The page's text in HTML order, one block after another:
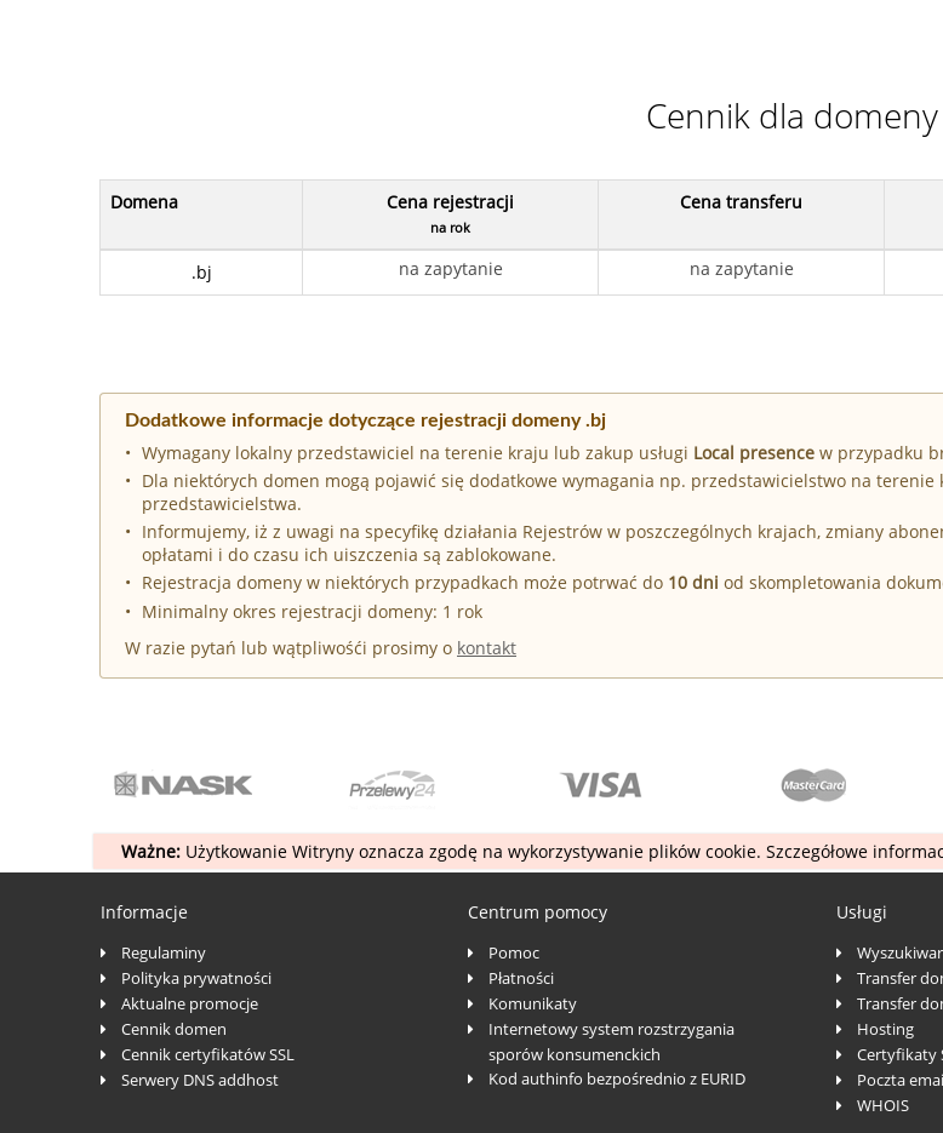
Cennik dla
Domena Cena rejestracji
na rok
Cena transferu
.bj na zapytanie na zapytanie
Dodatkowe informacje dotyczące rejestracji domeny .bj
Wymagany lokalny przedstawiciel na terenie kraju lub zakup usługi Local presence w przypadku
Dla niektórych domen mogą pojawić się dodatkowe wymagania np. przedstawicielstwo na
przedstawicielstwa.
Informujemy, iż z uwagi na specyfikę działania Rejestrów w poszczególnych krajach, zmiany
opłatami i do czasu ich uiszczenia są zablokowane.
Rejestracja domeny w niektórych przypadkach może potrwać do 10 dni od skompletowania
Minimalny okres rejestracji domeny: 1 rok
W razie pytań lub wątpliwośći prosimy o kontakt
Ważne:Użytkowanie Witryny oznacza zgodę na wykorzystywanie plików cookie. Szczegółowe
Informacje
Regulaminy
Polityka prywatności
Aktualne promocje
Cennik domen
Cennik certyfikatów SSL
Serwery DNS addhost
Centrum pomocy
Pomoc
Płatności
Komunikaty
Internetowy system rozstrzygania
sporów konsumenckich
Kod authinfo bezpośrednio z EURID
Usługi
Transfer
Transfer
Hosting
Certyfikaty
Poczta
WHOIS